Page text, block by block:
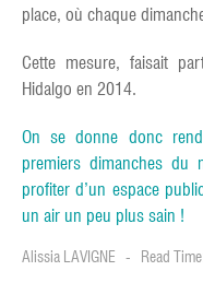
place, où chaque
Cette mesure, faisait
Hidalgo en 2014.
On se donne donc
premiers dimanches du
profiter d’un espace
un air un peu plus sain !
Alissia LAVIGNE Read